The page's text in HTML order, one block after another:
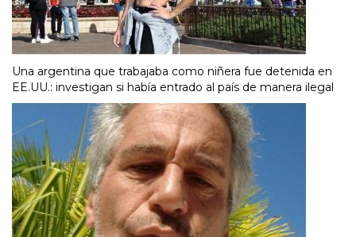
Una argentina que trabajaba como niñera fue detenida en
EE.UU.: investigan si había entrado al país de manera ilegal